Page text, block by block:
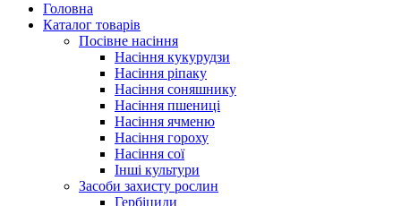
Головна
Каталог товарів
Посівне насіння
Насіння кукурудзи
Насіння ріпаку
Насіння соняшнику
Насіння пшениці
Насіння ячменю
Насіння гороху
Насіння сої
Інші культури
Засоби захисту рослин
Гербіциди